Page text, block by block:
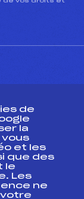
de
la
et les
que des
le
Les
ne
votre